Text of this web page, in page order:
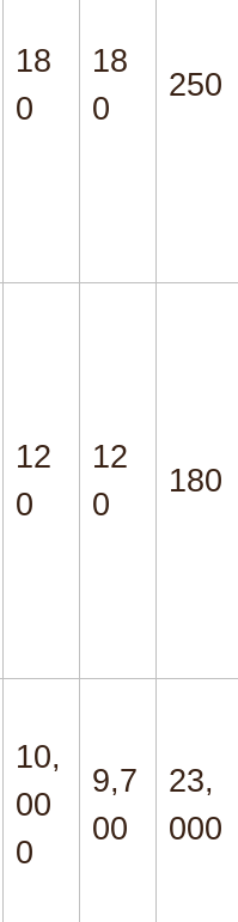
18
0
18
0
250
12
0
12
0
180
10,
00
0
9,7
00
23,
000